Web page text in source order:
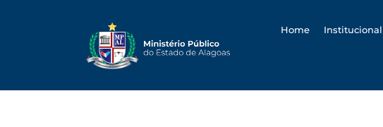
for:
Home Institucional